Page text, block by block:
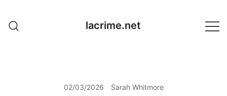
content
lacrime.net
02/03/2026 Sarah Whitmore